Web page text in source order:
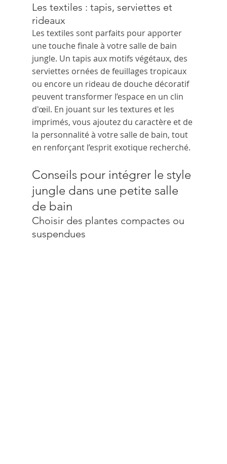
Les textiles : tapis, serviettes et
rideaux
Les textiles sont parfaits pour apporter
une touche finale à votre salle de bain
jungle. Un tapis aux motifs végétaux, des
serviettes ornées de feuillages tropicaux
ou encore un rideau de douche décoratif
peuvent transformer l’espace en un clin
d'œil. En jouant sur les textures et les
imprimés, vous ajoutez du caractère et de
la personnalité à votre salle de bain, tout
en renforçant l’esprit exotique recherché.
Conseils pour intégrer le style
jungle dans une petite salle
de bain
Choisir des plantes compactes ou
suspendues